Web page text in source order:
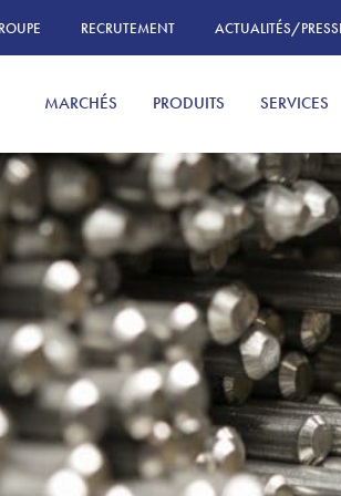
RECRUTEMENT ACTUALITÉS/
MARCHÉS PRODUITS SERVICES